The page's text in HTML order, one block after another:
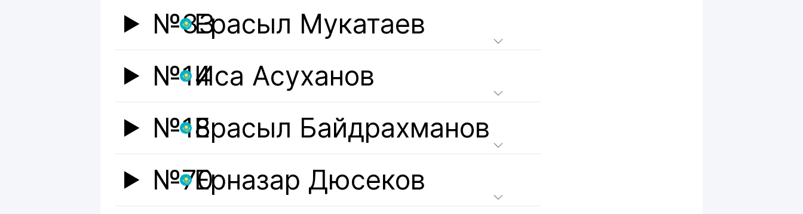
№33Ерасыл Мукатаев
№14Иса Асуханов
№18Ерасыл Байдрахманов
№70Ерназар Дюсеков